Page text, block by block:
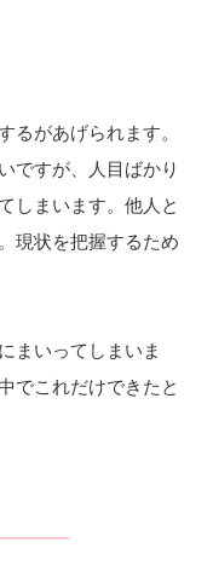
るがあげられます。
ですが、人目ばかり
しまいます。他人と
現状を把握するため
まいってしまいま
でこれだけできたと